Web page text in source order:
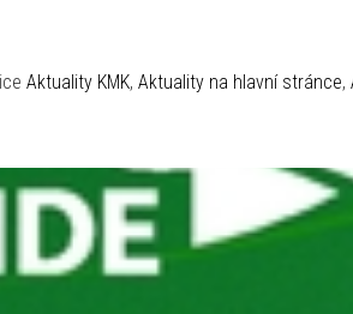
Aktuality KMK, Aktuality na hlavní stránce,